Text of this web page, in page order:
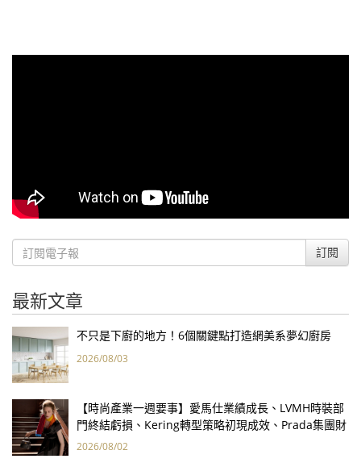
訂閱
最新文章
不只是下廚的地方！6個關鍵點打造網美系夢幻廚房
2026/08/03
【時尚產業一週要事】愛馬仕業績成長、LVMH時裝部
門終結虧損、Kering轉型策略初現成效、Prada集團財
報亮眼
2026/08/02